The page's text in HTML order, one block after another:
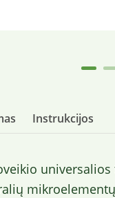
Instrukcijos